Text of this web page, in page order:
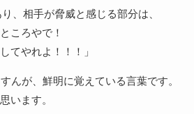
、相手が脅威と感じる部分は、
ころやで！
てやれよ！！！」
んが、鮮明に覚えている言葉です。
います。